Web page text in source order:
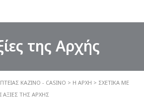
της Αρχής
ΚΑΖΙΝΟ - CASINO > Η ΑΡΧΉ > ΣΧΕΤΙΚΆ ΜΕ
ΑΞΊΕΣ ΤΗΣ ΑΡΧΉΣ